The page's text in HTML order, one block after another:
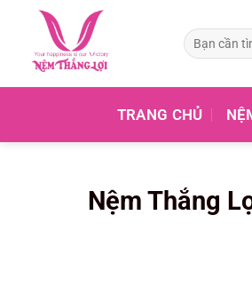
Tìm
kiếm:
TRANG CHỦ
Nệm Thắng